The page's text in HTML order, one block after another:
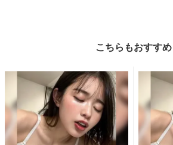
こちらもおすすめ